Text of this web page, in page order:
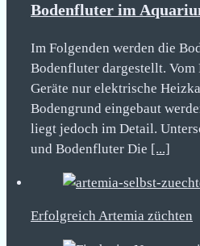
Bodenfluter im
Im Folgenden werden die
Bodenfluter dargestellt. Vom
Geräte nur elektrische
Bodengrund eingebaut
liegt jedoch im Detail.
und Bodenfluter Die [...]
Erfolgreich Artemia züchten